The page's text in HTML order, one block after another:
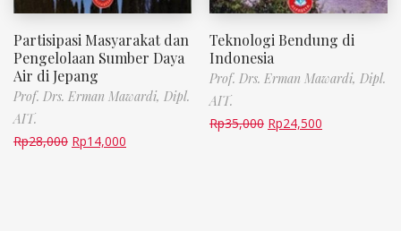
Partisipasi Masyarakat dan
Pengelolaan Sumber Daya
Air di Jepang
Prof. Drs. Erman Mawardi, Dipl.
AIT.
Rp28,000 Rp14,000
Teknologi Bendung di
Indonesia
Prof. Drs. Erman Mawardi, Dipl.
AIT.
Rp35,000 Rp24,500